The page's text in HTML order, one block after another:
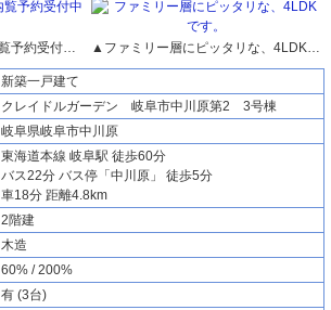
▲堂々完成しました。内覧予約受付中です！ ▲ファミリー層にピッタリな、4LDKです。
新築一戸建て
クレイドルガーデン 岐阜市中川原第2 3号棟
岐阜県岐阜市中川原
東海道本線 岐阜駅 徒歩60分
バス22分 バス停「中川原」 徒歩5分
車18分 距離4.8km
2階建
木造
60% / 200%
有 (3台)